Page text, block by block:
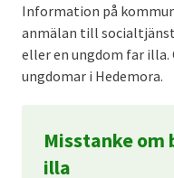
Information på
anmälan till
eller en ungdom far
ungdomar i Hedemora.
Misstanke om
illa